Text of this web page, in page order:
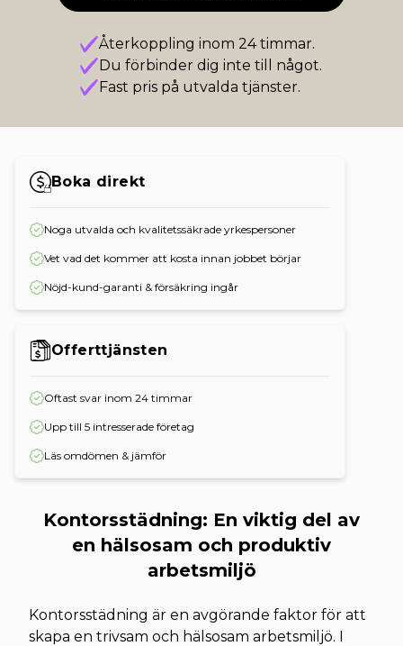
Återkoppling inom 24 timmar.
Du förbinder dig inte till något.
Fast pris på utvalda tjänster.
Boka direkt
Noga utvalda och kvalitetssäkrade yrkespersoner
Vet vad det kommer att kosta innan jobbet börjar
Nöjd-kund-garanti & försäkring ingår
Offerttjänsten
Oftast svar inom 24 timmar
Upp till 5 intresserade företag
Läs omdömen & jämför
Kontorsstädning: En viktig del av
en hälsosam och produktiv
arbetsmiljö
Kontorsstädning är en avgörande faktor för att
skapa en trivsam och hälsosam arbetsmiljö. I